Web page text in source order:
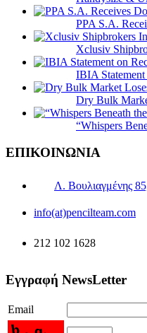
PPA S.A.
Xclusiv
IBIA
Dry Bulk
“Whispers
ΕΠΙΚΟΙΝΩΝΙΑ
Λ. Βουλιαγμένης
info(at)pencilteam.com
212 102 1628
Εγγραφή NewsLetter
Email